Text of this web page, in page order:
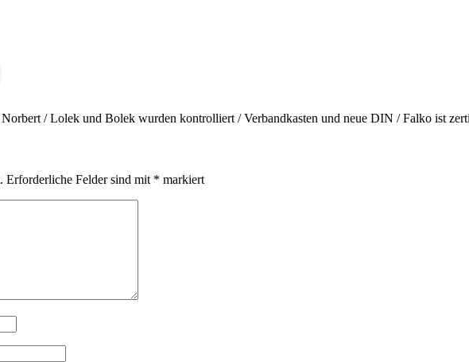
/ Lolek und Bolek wurden kontrolliert / Verbandkasten und neue DIN / Falko ist
Erforderliche Felder sind mit * markiert